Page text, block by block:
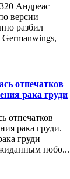
Андреас
версии
разбил
отпечатков
рака груди
отпечатков
рака груди.
груди
побо...